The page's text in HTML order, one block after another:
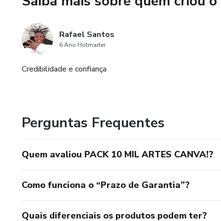
Comércio Eletrônico
Escola da Academia Univ
loja de ferragens
Rafael Santos
6 Ano Hotmarter
Credibilidade e confiança
Perguntas Frequentes
Quem avaliou PACK 10 MIL ARTES CANVA!?
Como funciona o “Prazo de Garantia”?
Quais diferenciais os produtos podem ter?